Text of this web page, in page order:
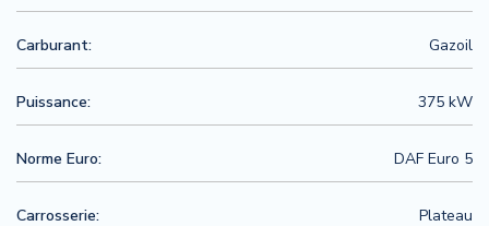
Carburant: Gazoil
Puissance: 375 kW
Norme Euro: DAF Euro 5
Carrosserie: Plateau